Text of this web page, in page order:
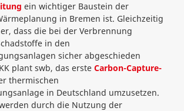
ein wichtiger Baustein der
in Bremen ist. Gleichzeitig
dass die bei der Verbrennung
in den
sicher abgeschieden
plant swb, das erste Carbon-Capture-
thermischen
in Deutschland umzusetzen.
durch die Nutzung der